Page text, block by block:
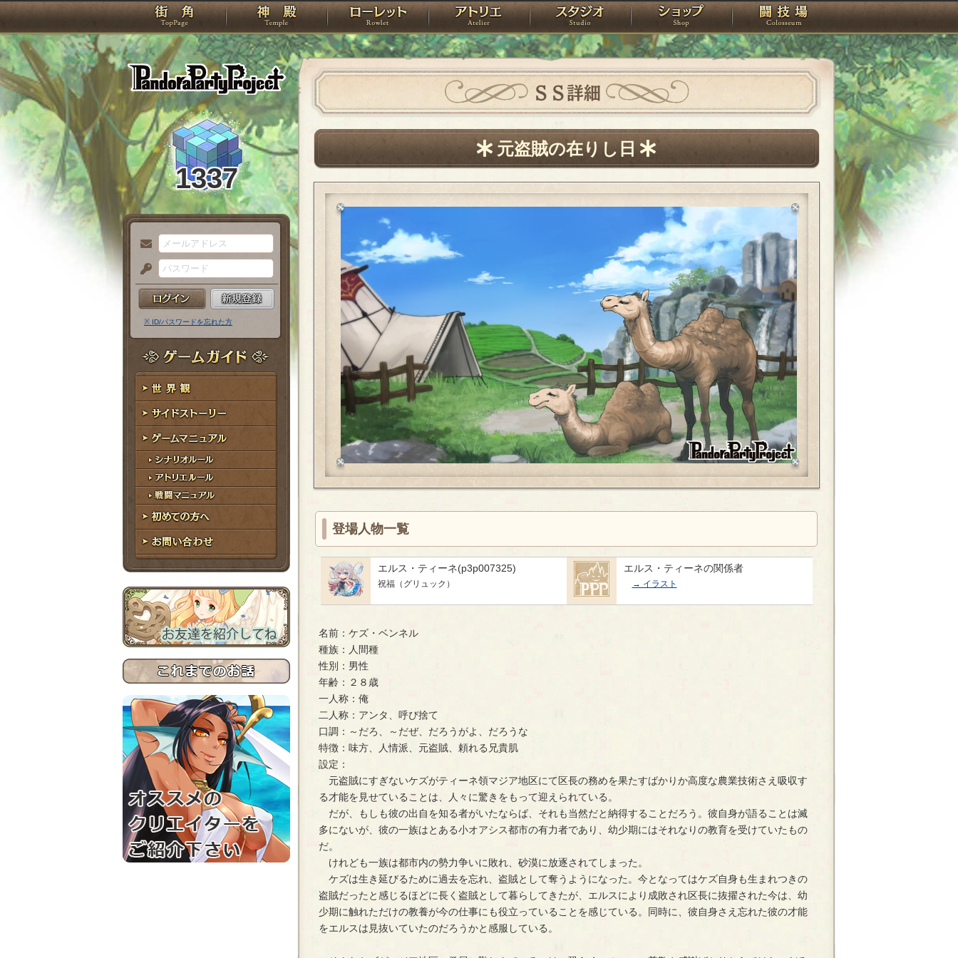
PandoraPartyProject
TOP 神殿 ローレット アトリエ スタジオ ショップ 闘技場
1337
メ
ー
ル
ア
ド
レ
ス
パ
ス
ー
ド
※ ID/パスワードを忘れた方
ゲームガイド
世界観
サイドストーリー
ゲームマニュアル
シナリオルール
アトリエルール
戦闘マニュアル
初めての方へ
お問い合わせ
ＳＳ詳細
元盗賊の在りし日
登場人物一覧
エルス・ティーネ(p3p007325)
祝福（グリュック）
エルス・ティーネの関係者
→ イラスト
名前：ケズ・ベンネル
種族：人間種
性別：男性
年齢：２８歳
一人称：俺
二人称：アンタ、呼び捨て
口調：～だろ、～だぜ、だろうがよ、だろうな
特徴：味方、人情派、元盗賊、頼れる兄貴肌
設定：
元盗賊にすぎないケズがティーネ領マジア地区にて区長の務めを果たすばかりか高度な農業技術さえ吸収す
る才能を見せていることは、人々に驚きをもって迎えられている。
だが、もしも彼の出自を知る者がいたならば、それも当然だと納得することだろう。彼自身が語ることは滅
多にないが、彼の一族はとある小オアシス都市の有力者であり、幼少期にはそれなりの教育を受けていたもの
だ。
けれども一族は都市内の勢力争いに敗れ、砂漠に放逐されてしまった。
ケズは生き延びるために過去を忘れ、盗賊として奪うようになった。今となってはケズ自身も生まれつきの
盗賊だったと感じるほどに長く盗賊として暮らしてきたが、エルスにより成敗され区長に抜擢された今は、幼
少期に触れただけの教養が今の仕事にも役立っていることを感じている。同時に、彼自身さえ忘れた彼の才能
をエルスは見抜いていたのだろうかと感服している。